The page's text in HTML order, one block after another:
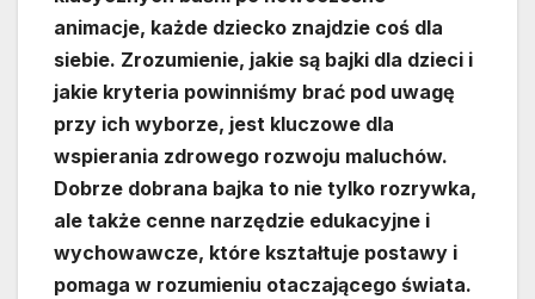
animacje, każde dziecko znajdzie coś dla
siebie. Zrozumienie, jakie są bajki dla dzieci i
jakie kryteria powinniśmy brać pod uwagę
przy ich wyborze, jest kluczowe dla
wspierania zdrowego rozwoju maluchów.
Dobrze dobrana bajka to nie tylko rozrywka,
ale także cenne narzędzie edukacyjne i
wychowawcze, które kształtuje postawy i
pomaga w rozumieniu otaczającego świata.